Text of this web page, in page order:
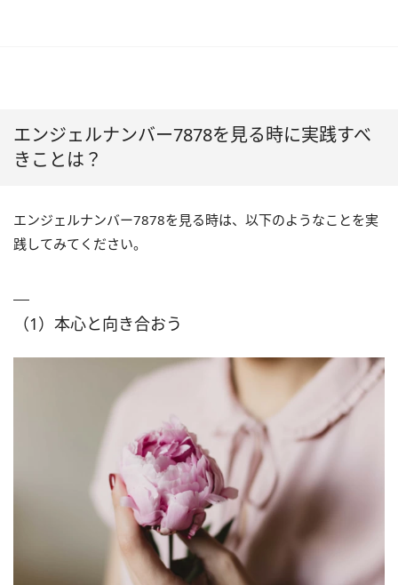
エンジェルナンバー7878を見る時に実践すべ
きことは？
エンジェルナンバー7878を見る時は、以下のようなことを実
践してみてください。
（1）本心と向き合おう